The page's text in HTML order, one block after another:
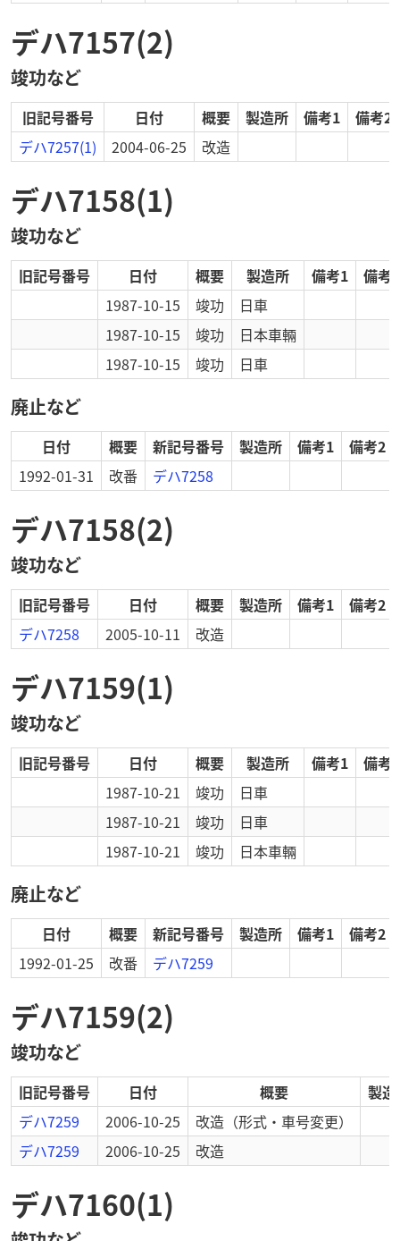
デハ7157(2)
竣功など
旧記号番号 日付 概要 製造所 備考1
備考2
デハ7257(1)
2004-06-25 改造
デハ7158(1)
竣功など
旧記号番号 日付 概要 製造所 備考1
備考2
1987-10-15
竣功
日車
1987-10-15
竣功
日本車輛
1987-10-15
竣功 日車
廃止など
日付 概要 新記号番号 製造所 備考1
備考2
1992-01-31
改番 デハ7258
デハ7158(2)
竣功など
旧記号番号 日付 概要 製造所 備考1
備考2
デハ7258
2005-10-11 改造
デハ7159(1)
竣功など
旧記号番号 日付 概要 製造所 備考1
備考2
1987-10-21
竣功
日車
1987-10-21
竣功
日車
1987-10-21
竣功 日本車輛
廃止など
日付 概要 新記号番号 製造所 備考1
備考2
1992-01-25
改番 デハ7259
デハ7159(2)
竣功など
旧記号番号 日付 概要
製
デハ7259
2006-10-25 改造 （形式・車号変更）
デハ7259
2006-10-25 改造
デハ7160(1)